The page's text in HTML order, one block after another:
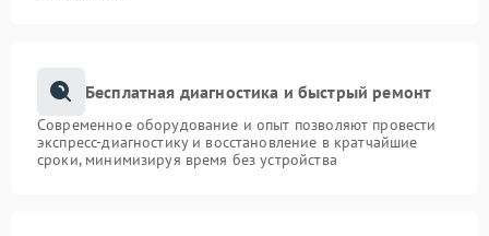
Бесплатная диагностика и быстрый ремонт
Современное оборудование и опыт позволяют провести
экспресс-диагностику и восстановление в кратчайшие
сроки, минимизируя время без устройства